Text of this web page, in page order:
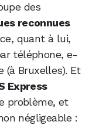
des
reconnues
quant à lui,
téléphone, e-
(à Bruxelles). Et
Express
problème, et
négligeable :